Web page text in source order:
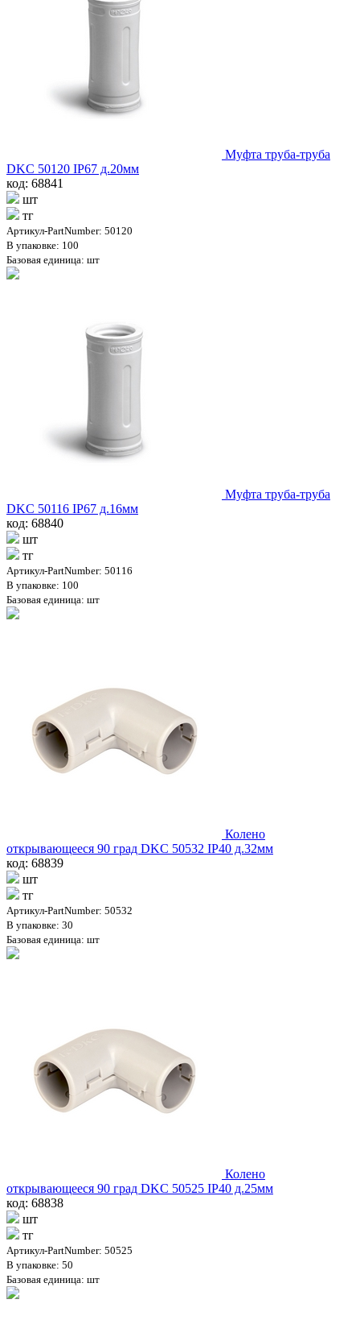
Муфта труба-труба
DKC 50120 IP67 д.20мм
код: 68841
шт
тг
Артикул-PartNumber: 50120
В упаковке: 100
Базовая единица: шт
Муфта труба-труба
DKC 50116 IP67 д.16мм
код: 68840
шт
тг
Артикул-PartNumber: 50116
В упаковке: 100
Базовая единица: шт
Колено
открывающееся 90 град DKC 50532 IP40 д.32мм
код: 68839
шт
тг
Артикул-PartNumber: 50532
В упаковке: 30
Базовая единица: шт
Колено
открывающееся 90 град DKC 50525 IP40 д.25мм
код: 68838
шт
тг
Артикул-PartNumber: 50525
В упаковке: 50
Базовая единица: шт